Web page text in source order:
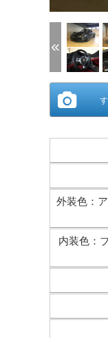
外装色：
内装色：